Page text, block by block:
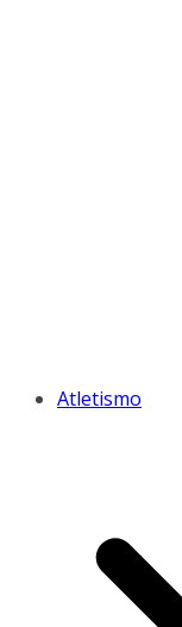
Atletismo